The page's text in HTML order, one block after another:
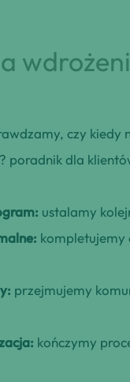
czy kiedy
poradnik dla
ustalamy
kompletujemy
przejmujemy
kończymy